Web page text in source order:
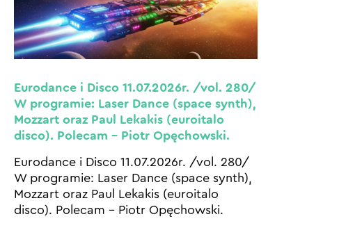
Eurodance i Disco 11.07.2026r. /vol. 280/
W programie: Laser Dance (space synth),
Mozzart oraz Paul Lekakis (euroitalo
disco). Polecam – Piotr Opęchowski.
Eurodance i Disco 11.07.2026r. /vol. 280/
W programie: Laser Dance (space synth),
Mozzart oraz Paul Lekakis (euroitalo
disco). Polecam – Piotr Opęchowski.